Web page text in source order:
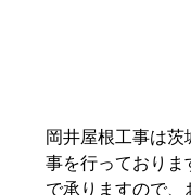
岡井屋根工事は
事を行っておりま
で承りますので、